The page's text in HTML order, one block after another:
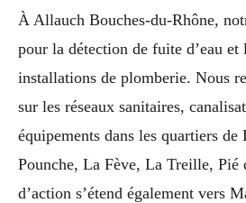
À Allauch Bouches-du-Rhône,
pour la détection de fuite d’eau
installations de plomberie. Nous
sur les réseaux sanitaires,
équipements dans les quartiers
Pounche, La Fève, La Treille, Pié
d’action s’étend également vers